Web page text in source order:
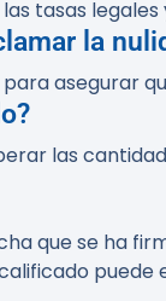
tasas legales
la
asegurar
las
que se ha